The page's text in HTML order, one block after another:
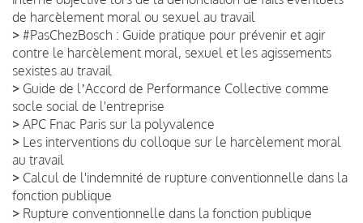
de harcèlement moral ou sexuel au travail
> #PasChezBosch : Guide pratique pour prévenir et agir
contre le harcèlement moral, sexuel et les agissements
sexistes au travail
> Guide de lʼAccord de Performance Collective comme
socle social de l'entreprise
> APC Fnac Paris sur la polyvalence
> Les interventions du colloque sur le harcèlement moral
au travail
> Calcul de l'indemnité de rupture conventionnelle dans la
fonction publique
> Rupture conventionnelle dans la fonction publique